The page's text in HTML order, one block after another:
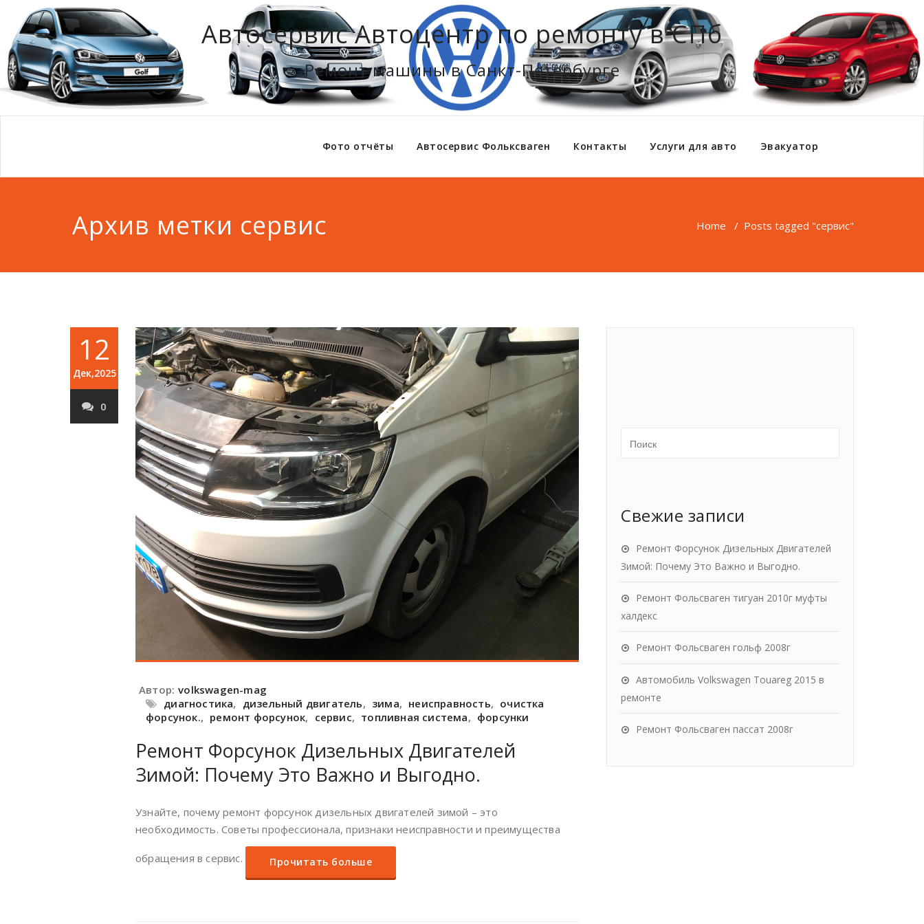
Автосервис Автоцентр по ремонту в СПб
Ремонт машины в Санкт-Петербурге
Фото отчёты Автосервис Фольксваген Контакты Услуги для авто Эвакуатор
Архив метки сервис Home / Posts tagged "сервис"
12
Дек,2025
0
Автор: volkswagen-mag
диагностика, дизельный двигатель, зима, неисправность, очистка
форсунок., ремонт форсунок, сервис, топливная система, форсунки
Ремонт Форсунок Дизельных Двигателей
Зимой: Почему Это Важно и Выгодно.
Узнайте, почему ремонт форсунок дизельных двигателей зимой – это
необходимость. Советы профессионала, признаки неисправности и преимущества
обращения в сервис. Прочитать больше
Свежие записи
Ремонт Форсунок Дизельных Двигателей
Зимой: Почему Это Важно и Выгодно.
Ремонт Фольсваген тигуан 2010г муфты
халдекс
Ремонт Фольсваген гольф 2008г
Автомобиль Volkswagen Touareg 2015 в
ремонте
Ремонт Фольсваген пассат 2008г